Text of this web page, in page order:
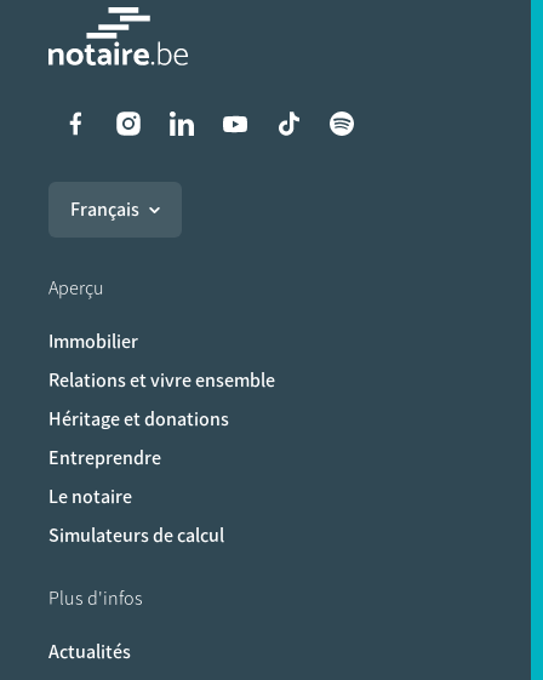
Liens vers les réseaux
Français
Aperçu
Immobilier
Relations et vivre ensemble
Héritage et donations
Entreprendre
Le notaire
Simulateurs de calcul
Plus d'infos
Actualités